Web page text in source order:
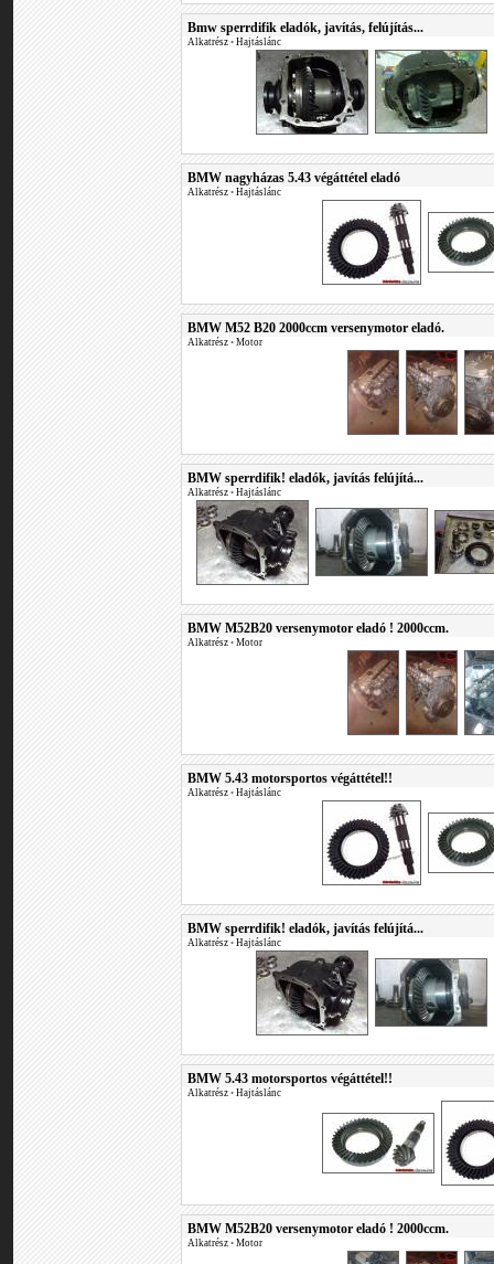
Bmw sperrdifik eladók, javítás, felújítás...
Alkatrész • Hajtáslánc
BMW nagyházas 5.43 végáttétel eladó
Alkatrész • Hajtáslánc
BMW M52 B20 2000ccm versenymotor eladó.
Alkatrész • Motor
BMW sperrdifik! eladók, javítás felújítá...
Alkatrész • Hajtáslánc
BMW M52B20 versenymotor eladó ! 2000ccm.
Alkatrész • Motor
BMW 5.43 motorsportos végáttétel!!
Alkatrész • Hajtáslánc
BMW sperrdifik! eladók, javítás felújítá...
Alkatrész • Hajtáslánc
BMW 5.43 motorsportos végáttétel!!
Alkatrész • Hajtáslánc
BMW M52B20 versenymotor eladó ! 2000ccm.
Alkatrész • Motor